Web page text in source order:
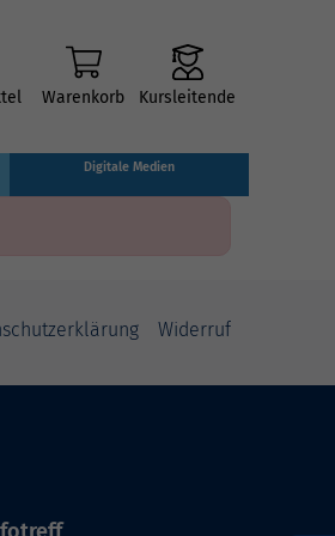
Warenkorb Kursleitende
Digitale Medien
Widerruf